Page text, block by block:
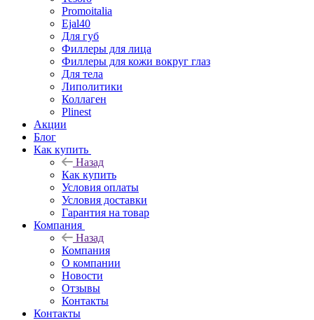
Promoitalia
Ejal40
Для губ
Филлеры для лица
Филлеры для кожи вокруг глаз
Для тела
Липолитики
Коллаген
Plinest
Акции
Блог
Как купить
Назад
Как купить
Условия оплаты
Условия доставки
Гарантия на товар
Компания
Назад
Компания
О компании
Новости
Отзывы
Контакты
Контакты